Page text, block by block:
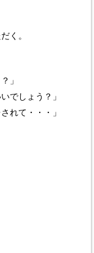
く。
」
でしょう？」
れて・・・」